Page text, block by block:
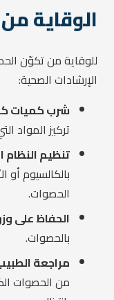
الوقاية
للوقاية من تكوّن
الإرشادات الصحية:
شرب كميات
تركيز المواد
تنظيم النظام
بالكالسيوم أو
الحصوات.
الحفاظ على
بالحصوات.
مراجعة
من الحصوات